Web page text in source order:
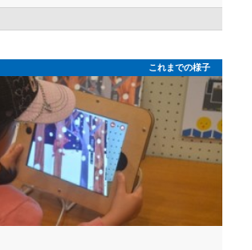
これまでの様子